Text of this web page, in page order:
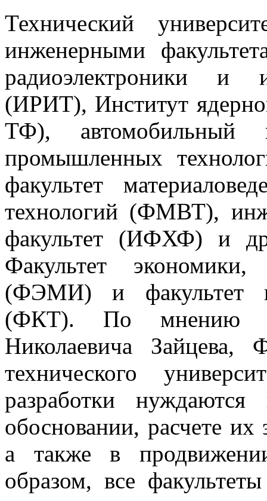
Технический
инженерными
радиоэлектроники и
(ИРИТ), Институт
ТФ), автомобильный
промышленных
факультет
технологий (ФМВТ),
факультет (ИФХФ) и
Факультет
(ФЭМИ) и факультет
(ФКТ). По мнению
Николаевича
технического
разработки
обосновании, расчете
а также в
образом, все